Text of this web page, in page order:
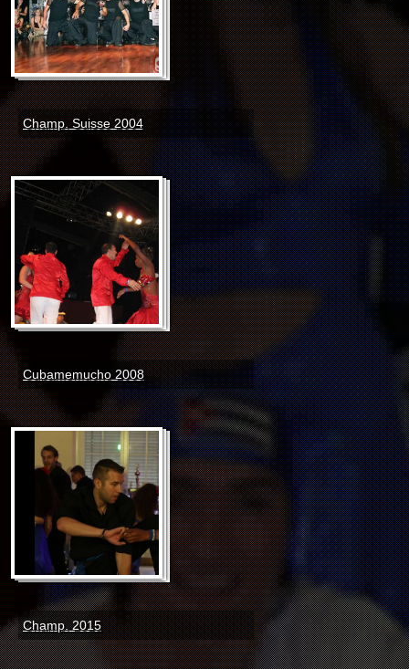
Champ. Suisse 2004
Cubamemucho 2008
Champ. 2015